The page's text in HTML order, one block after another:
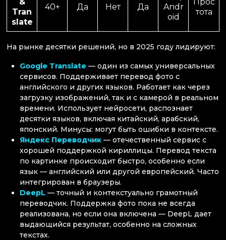
Tran
slate
40+ Да Нет Да
Andr
oid
тота
На рынке десятки решений, но в 2025 году лидируют:
Google Translate — один из самых универсальных
сервисов. Поддерживает перевод фото с
английского и других языков. Работает как через
загрузку изображений, так и с камерой в реальном
времени. Использует нейросети, распознает
десятки языков, включая китайский, арабский,
японский. Минусы: могут быть ошибки в контексте.
Яндекс Переводчик — отечественный сервис с
хорошей поддержкой кириллицы. Перевод текста
по картинке происходит быстро, особенно если
язык — английский или другой европейский. Часто
интегрирован в браузеры.
DeepL — точный и контекстуально грамотный
переводчик. Поддержка фото пока не всегда
реализована, но если она включена — DeepL дает
выдающийся результат, особенно на сложных
текстах.